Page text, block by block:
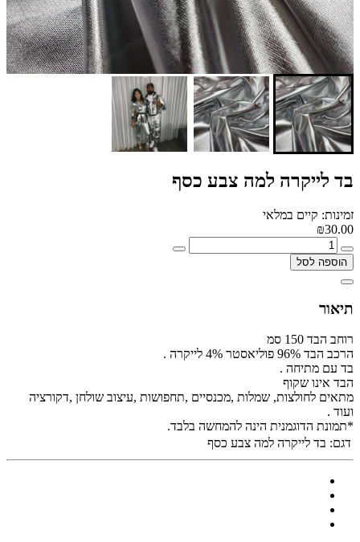
בד לייקרה למה צבע כסף
זמינות: קיים במלאי
₪30.00
הוספה לסל
תיאור
רוחב הבד 150 סמ
הרכב הבד 96% פוליאסטר 4% לייקרה .
בד עם מתיחה .
הבד אינו שקוף
מתאים לחולצות, שמלות ,מכנסיים ,תחפושות ,עיצוב שולחן ,דקורציה
ועוד .
*תמונת הדוגמנית הינה להמחשה בלבד.
דגם: בד לייקרה למה צבע כסף